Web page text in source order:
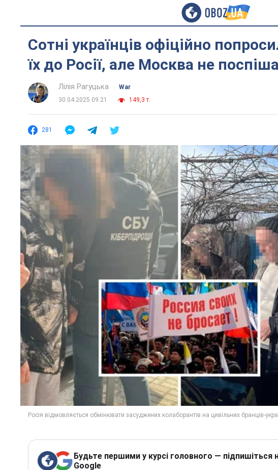
Сотні українців офіційно
їх до Росії, але Москва не
Лілія Рагуцька
War
30.04.2025 09:21
149,3 т.
281
Будьте першими у курсі головного — підпишіться
Google